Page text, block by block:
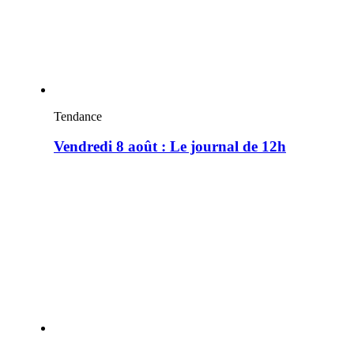
Tendance
Vendredi 8 août : Le journal de 12h